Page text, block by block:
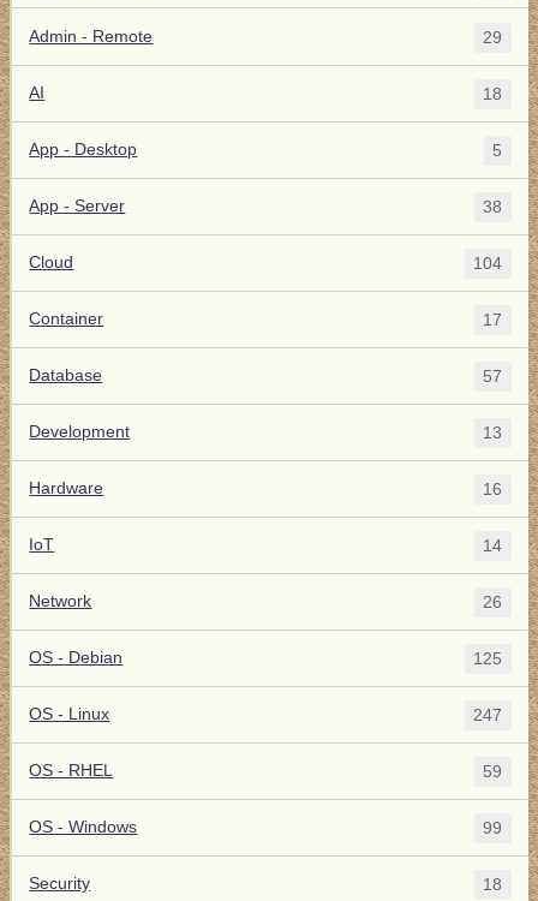
Admin - Remote 29
AI 18
App - Desktop 5
App - Server 38
Cloud 104
Container 17
Database 57
Development 13
Hardware 16
IoT 14
Network 26
OS - Debian 125
OS - Linux 247
OS - RHEL 59
OS - Windows 99
Security 18